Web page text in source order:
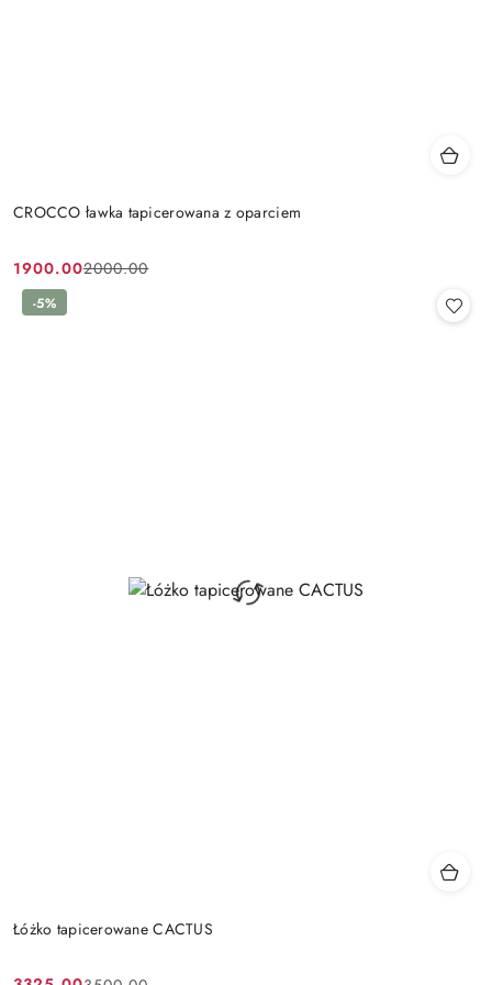
CROCCO ławka tapicerowana z oparciem
Cena
promocyjna:
1900.00
Cena
przed
2000.00
Łóżko tapicerowane CACTUS
-5%